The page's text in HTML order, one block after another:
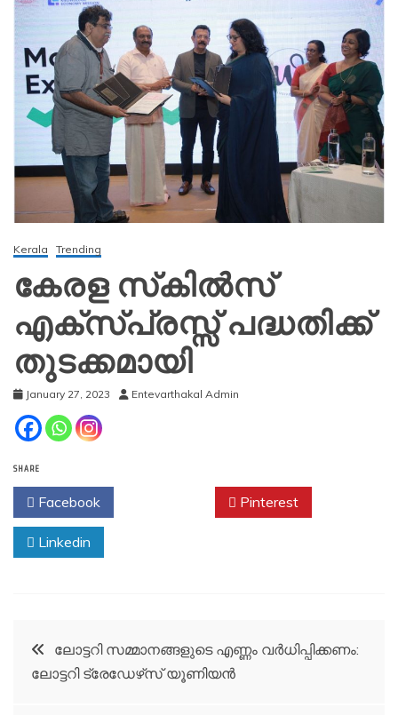
Kerala Trending
കേരള സ്‌കില്‍സ്
എക്‌സ്പ്രസ്സ് പദ്ധതിക്ക്
തുടക്കമായി
January 27, 2023 Entevarthakal Admin
SHARE
Facebook Pinterest
Linkedin
Post
navigation
ലോട്ടറി സമ്മാനങ്ങളുടെ എണ്ണം വര്‍ധിപ്പിക്കണം:
ലോട്ടറി ട്രേഡേഴ്‌സ് യൂണിയന്‍